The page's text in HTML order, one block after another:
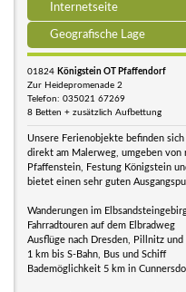
Internetseite
Geografische Lage
01824 Königstein OT Pfaffendorf
Zur Heidepromenade 2
Telefon: 035021 67269
8 Betten + zusätzlich Aufbettung
Unsere Ferienobjekte befinden
direkt am Malerweg, umgeben von
Pfaffenstein, Festung Königstein
bietet einen sehr guten
Wanderungen im
Fahrradtouren auf dem Elbradweg
Ausflüge nach Dresden, Pillnitz
1 km bis S-Bahn, Bus und Schiff
Bademöglichkeit 5 km in